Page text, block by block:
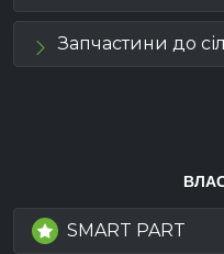
Запчастини до
SMART PART